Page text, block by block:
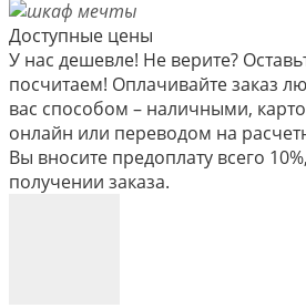
Доступные цены
У нас дешевле! Не верите?
посчитаем! Оплачивайте заказ
вас способом – наличными,
онлайн или переводом на
Вы вносите предоплату всего
получении заказа.